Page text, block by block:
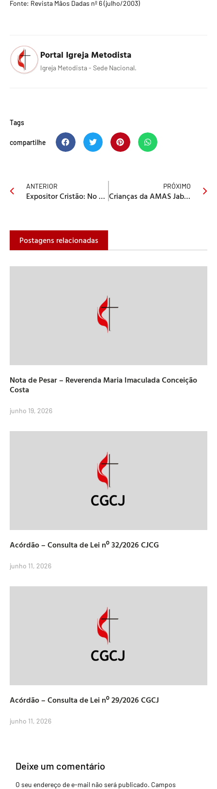
Fonte: Revista Mãos Dadas nº 6 (julho/2003)
Portal Igreja Metodista
Igreja Metodista - Sede Nacional.
Tags
compartilhe
ANTERIOR
Expositor Cristão: No Cenáculo tem novo editor
PRÓXIMO
Crianças da AMAS Jabaquara testam brinquedos antes dos produtos chegarem às lojas
Postagens relacionadas
Nota de Pesar – Reverenda Maria Imaculada Conceição
Costa
junho 19, 2026
Acórdão – Consulta de Lei nº 32/2026 CJCG
junho 11, 2026
Acórdão – Consulta de Lei nº 29/2026 CGCJ
junho 11, 2026
Deixe um comentário
O seu endereço de e-mail não será publicado. Campos